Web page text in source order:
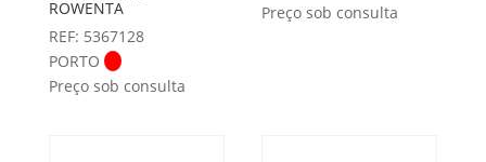
ROWENTA
REF: 5367128
PORTO
Preço sob consulta
Preço sob consulta